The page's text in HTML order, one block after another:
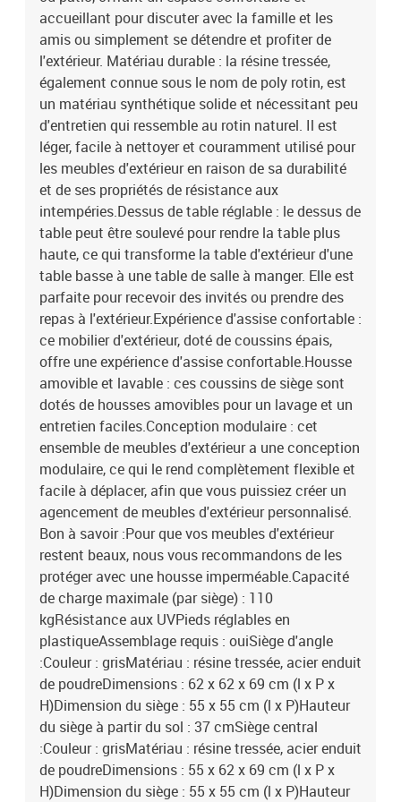
partir du sol : 37 cmHauteur des accoudoirs à partir du sol : 55
cmLargeur de l'accoudoir : 27,5 cmTable :Couleur : grisMatériau :
résine tressée, acier enduit de poudre, bois d'acacia massif avec
finition à l'huileDimensions : 100 x 55 x 44/73 cm (L x l x
H)Coussin :Couleur : gris foncéMatériau de la couverture : tissu
(100 % polyester)Matériau de remplissage du coussin de siège :
mousseMatériau de remplissage du coussin de dossier : fibre de
cotonDimensions du coussin de siège : 55 x 55 x 3 cm (l x P x
é)Dimensions du coussin de dossier : 55 x 45 x 13 cm (L x l x é)La
livraison contient :2 x siège d'angle5 x siège central2 x canapé
avec accoudoirs1 x table11 x coussin de dossier9 x coussin
d'assise avec housse amovible et lavable
accueillant pour discuter avec la famille et les
amis ou simplement se détendre et profiter de
l'extérieur. Matériau durable : la résine tressée,
également connue sous le nom de poly rotin, est
un matériau synthétique solide et nécessitant peu
d'entretien qui ressemble au rotin naturel. Il est
léger, facile à nettoyer et couramment utilisé pour
les meubles d'extérieur en raison de sa durabilité
et de ses propriétés de résistance aux
intempéries.Dessus de table réglable : le dessus de
table peut être soulevé pour rendre la table plus
haute, ce qui transforme la table d'extérieur d'une
table basse à une table de salle à manger. Elle est
parfaite pour recevoir des invités ou prendre des
repas à l'extérieur.Expérience d'assise confortable :
ce mobilier d'extérieur, doté de coussins épais,
offre une expérience d'assise confortable.Housse
amovible et lavable : ces coussins de siège sont
dotés de housses amovibles pour un lavage et un
entretien faciles.Conception modulaire : cet
ensemble de meubles d'extérieur a une conception
modulaire, ce qui le rend complètement flexible et
facile à déplacer, afin que vous puissiez créer un
agencement de meubles d'extérieur personnalisé.
Bon à savoir :Pour que vos meubles d'extérieur
restent beaux, nous vous recommandons de les
protéger avec une housse imperméable.Capacité
de charge maximale (par siège) : 110
kgRésistance aux UVPieds réglables en
plastiqueAssemblage requis : ouiSiège d'angle
:Couleur : grisMatériau : résine tressée, acier enduit
de poudreDimensions : 62 x 62 x 69 cm (l x P x
H)Dimension du siège : 55 x 55 cm (l x P)Hauteur
du siège à partir du sol : 37 cmSiège central
:Couleur : grisMatériau : résine tressée, acier enduit
de poudreDimensions : 55 x 62 x 69 cm (l x P x
H)Dimension du siège : 55 x 55 cm (l x P)Hauteur